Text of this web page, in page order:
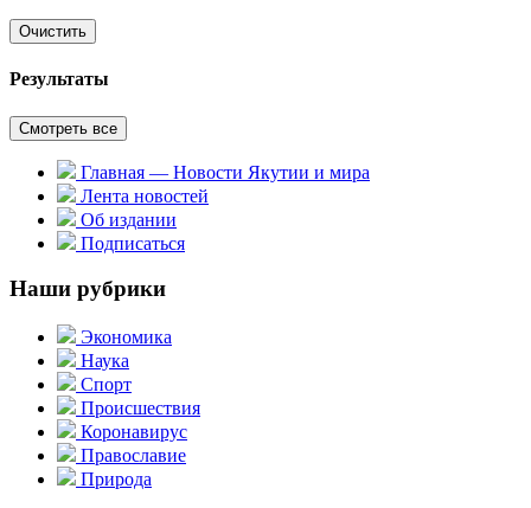
Очистить
Результаты
Смотреть все
Главная — Новости Якутии и мира
Лента новостей
Об издании
Подписаться
Наши рубрики
Экономика
Наука
Спорт
Происшествия
Коронавирус
Православие
Природа